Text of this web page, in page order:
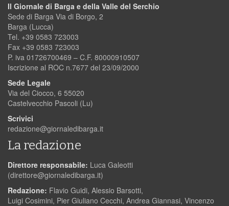
Il Giornale di Barga e della Valle del Serchio
Sede di Barga Via di Borgo, 2
Barga (Lucca)
Tel. +39 0583 723003
Fax +39 0583 723003
P. iva 01726700469 – C.F. 80000910507
Iscrizione al ROC n.7677 del 23/09/2000
Sede Legale
Via del Ciocco, 6 55020
Castelvecchio Pascoli (Lu)
Scrivici
redazione@giornaledibarga.it
La redazione
Direttore responsabile: Luca Galeotti
(direttore@giornaledibarga.it)
Redazione: Flavio Guidi, Alessio Barsotti,
Luigi Cosimini, Pier Giuliano Cecchi, Andrea Giannasi, Vincenzo